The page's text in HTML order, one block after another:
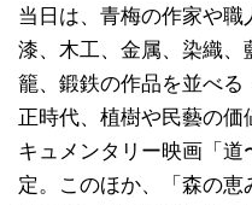
当日は、青梅の作家や
漆、木工、金属、染織、
籠、鍛鉄の作品を並べ
正時代、植樹や民藝の
キュメンタリー映画「
定。このほか、「森の